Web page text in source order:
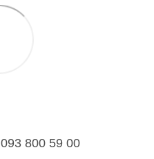
093 800 59 00